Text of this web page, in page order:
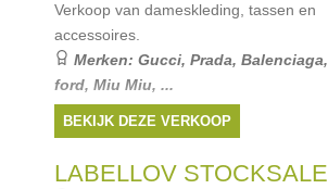
Verkoop van dameskleding, tassen en
accessoires.
Merken: Gucci, Prada, Balenciaga,
ford, Miu Miu, ...
BEKIJK DEZE VERKOOP
LABELLOV STOCKSALE